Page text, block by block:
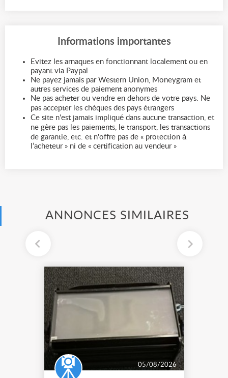
Informations importantes
Evitez les arnaques en fonctionnant localement ou en
payant via Paypal
Ne payez jamais par Western Union, Moneygram et
autres services de paiement anonymes
Ne pas acheter ou vendre en dehors de votre pays. Ne
pas accepter les chèques des pays étrangers
Ce site n'est jamais impliqué dans aucune transaction, et
ne gère pas les paiements, le transport, les transactions
de garantie, etc. et n'offre pas de « protection à
l’acheteur » ni de « certification au vendeur »
ANNONCES SIMILAIRES
05/08/2026